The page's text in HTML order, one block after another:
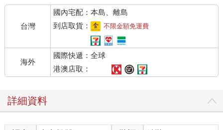
台灣
國內宅配：本島、離島
到店取貨：
不限金額免運費
海外
國際快遞：全球
港澳店取：
詳細資料